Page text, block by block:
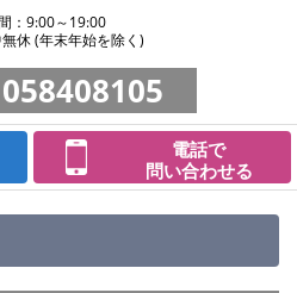
：9:00～19:00
休 (年末年始を除く)
電話で
問い合わせる